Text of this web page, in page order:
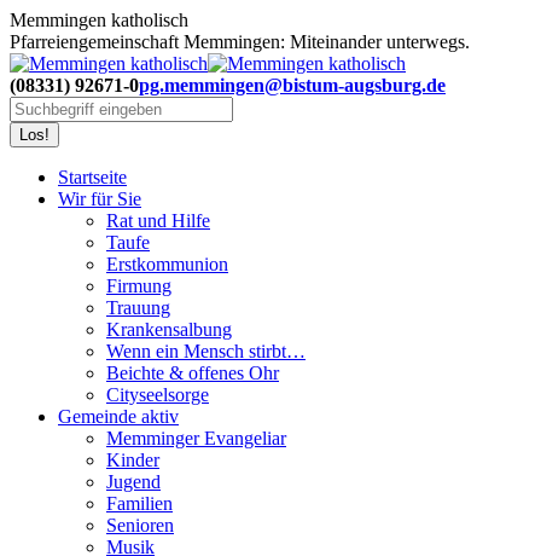
Zum
Inhalt
springen
Memmingen katholisch
Pfarreiengemeinschaft Memmingen: Miteinander unterwegs.
(08331) 92671-0pg.memmingen@bistum-augsburg.de
Search:
Startseite
Wir für Sie
Rat und Hilfe
Taufe
Erstkommunion
Firmung
Trauung
Krankensalbung
Wenn ein Mensch stirbt…
Beichte & offenes Ohr
Cityseelsorge
Gemeinde aktiv
Memminger Evangeliar
Kinder
Jugend
Familien
Senioren
Musik